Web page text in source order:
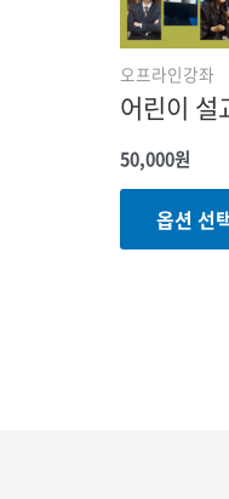
오프라인강좌
어린이 설
50,000원
옵션 선